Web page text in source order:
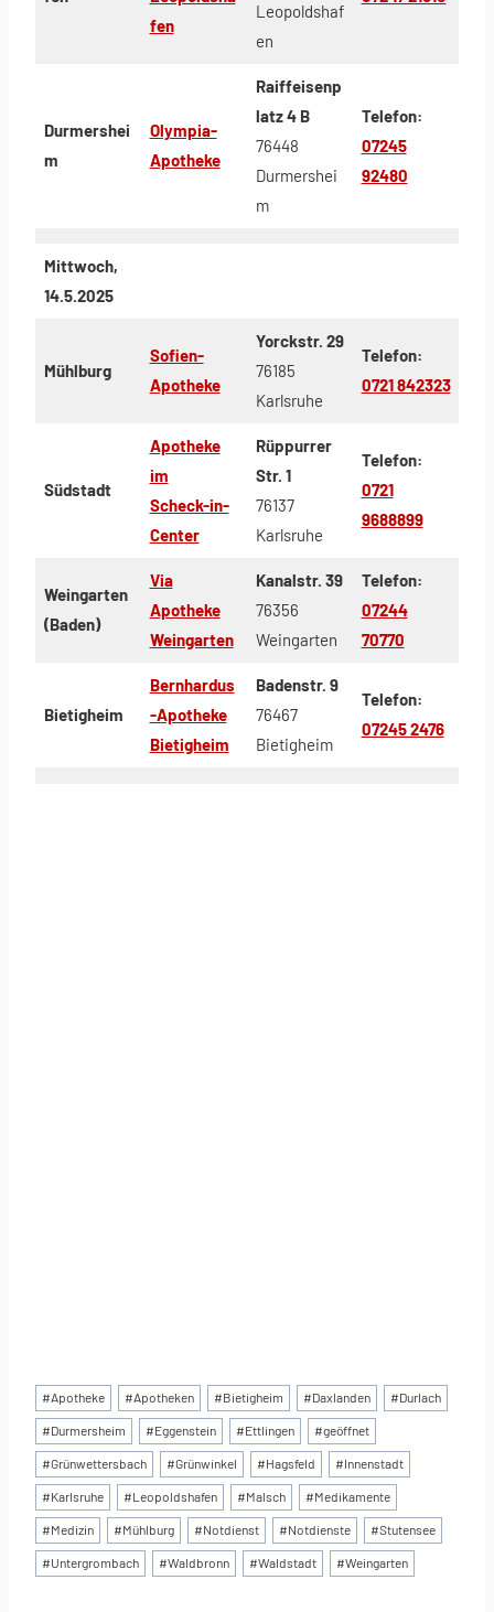
fen
Leopoldshaf
en
Durmershei
m
Olympia-
Apotheke
Raiffeisenp
latz 4 B
76448
Durmershei
m
Telefon:
07245
92480
Mittwoch,
14.5.2025
Mühlburg
Sofien-
Apotheke
Yorckstr. 29
76185
Karlsruhe
Telefon:
0721 842323
Südstadt
Apotheke
im
Scheck-in-
Center
Rüppurrer
Str. 1
76137
Karlsruhe
Telefon:
0721
9688899
Weingarten
(Baden)
Via
Apotheke
Weingarten
Kanalstr. 39
76356
Weingarten
Telefon:
07244
70770
Bietigheim
Bernhardus
-Apotheke
Bietigheim
Badenstr. 9
76467
Bietigheim
Telefon:
07245 2476
Schlagworte:
#Apotheke #Apotheken #Bietigheim #Daxlanden #Durlach
#Durmersheim #Eggenstein #Ettlingen #geöffnet
#Grünwettersbach #Grünwinkel #Hagsfeld #Innenstadt
#Karlsruhe #Leopoldshafen #Malsch #Medikamente
#Medizin #Mühlburg #Notdienst #Notdienste #Stutensee
#Untergrombach #Waldbronn #Waldstadt #Weingarten